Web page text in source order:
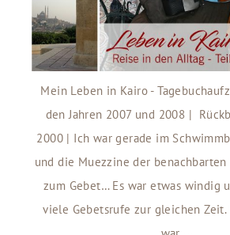
Mein Leben in Kairo -
den Jahren 2007 und 2008 |
2000 | Ich war gerade im
und die Muezzine der
zum Gebet… Es war etwas windig
viele Gebetsrufe zur gleichen Zeit.